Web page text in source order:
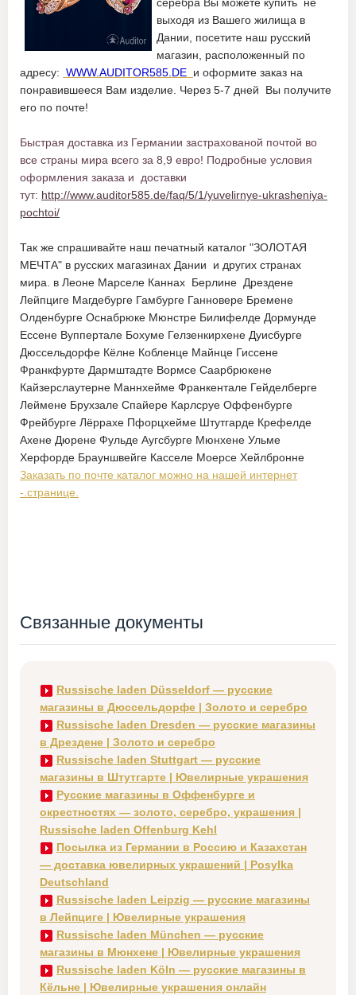
выходя из Вашего жилища в
Дании, посетите наш русский
магазин, расположенный по
адресу: WWW.AUDITOR585.DE и оформите заказ на
понравившееся Вам изделие. Через 5-7 дней Вы получите
его по почте!
Быстрая доставка из Германии застрахованой почтой во
все страны мира всего за 8,9 евро! Подробные условия
оформления заказа и доставки
тут: http://www.auditor585.de/faq/5/1/yuvelirnye-ukrasheniya-
pochtoi/
Так же спрашивайте наш печатный каталог "ЗОЛОТАЯ
МЕЧТА" в русских магазинах Дании и других странах
мира. в Леоне Марселе Каннах Берлине Дрездене
Лейпциге Магдебурге Гамбурге Ганновере Бремене
Олденбурге Оснабрюке Мюнстре Билифелде Дормунде
Ессене Вуппертале Бохуме Гелзенкирхене Дуисбурге
Дюссельдорфе Кёлне Кобленце Майнце Гиссене
Франкфурте Дармштадте Вормсе Саарбрюкене
Кайзерслаутерне Маннхейме Франкентале Гейделберге
Леймене Брухзале Спайере Карлсруе Оффенбурге
Фрейбурге Лёррахе Пфорцхейме Штутгарде Крефелде
Ахене Дюрене Фульде Аугсбурге Мюнхене Ульме
Херфорде Брауншвейге Касселе Моерсе Хейлбронне
Заказать по почте каталог можно на нашей интернет
-.странице.
Связанные документы
Russische laden Düsseldorf — русские
магазины в Дюссельдорфе | Золото и серебро
Russische laden Dresden — русские магазины
в Дрездене | Золото и серебро
Russische laden Stuttgart — русские
магазины в Штутгарте | Ювелирные украшения
Русские магазины в Оффенбурге и
окрестностях — золото, серебро, украшения |
Russische laden Offenburg Kehl
Посылка из Германии в Россию и Казахстан
— доставка ювелирных украшений | Posylka
Deutschland
Russische laden Leipzig — русские магазины
в Лейпциге | Ювелирные украшения
Russische laden München — русские
магазины в Мюнхене | Ювелирные украшения
Russische laden Köln — русские магазины в
Кёльне | Ювелирные украшения онлайн